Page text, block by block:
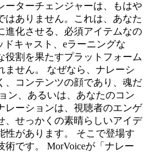
ーターチェンジャーは、もはや
はありません。これは、あなた
進化させる、必須アイテムなの
ドキャスト、eラーニングな
役割を果たすプラットフォーム
ません。 なぜなら、ナレーシ
、コンテンツの顔であり、魂だ
ン、あるいは、あなたのコン
レーションは、視聴者のエンゲ
、せっかくの素晴らしいアイデ
性があります。 そこで登場す
術です。 MorVoiceが「ナレー